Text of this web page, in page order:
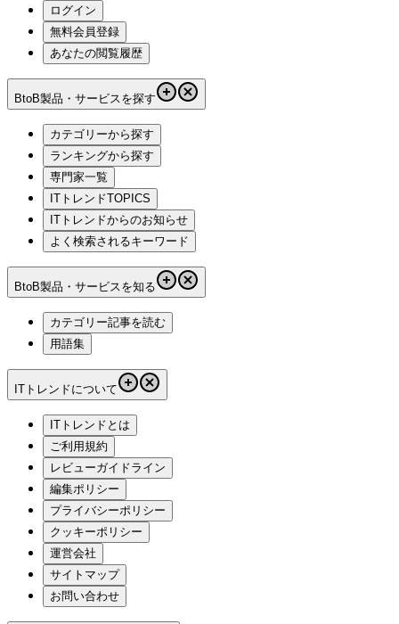
ログイン
無料会員登録
あなたの閲覧履歴
BtoB製品・サービスを探す
カテゴリーから探す
ランキングから探す
専門家一覧
ITトレンドTOPICS
ITトレンドからのお知らせ
よく検索されるキーワード
BtoB製品・サービスを知る
カテゴリー記事を読む
用語集
ITトレンドについて
ITトレンドとは
ご利用規約
レビューガイドライン
編集ポリシー
プライバシーポリシー
クッキーポリシー
運営会社
サイトマップ
お問い合わせ